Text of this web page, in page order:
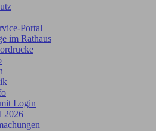
Portal
im Rathaus
Login
2026